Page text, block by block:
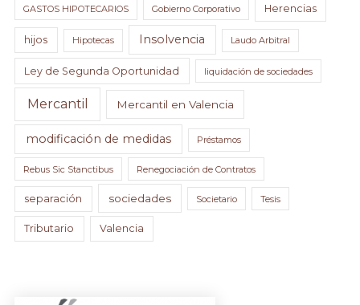
GASTOS HIPOTECARIOS Gobierno Corporativo Herencias
hijos Hipotecas Insolvencia Laudo Arbitral
Ley de Segunda Oportunidad liquidación de sociedades
Mercantil Mercantil en Valencia
modificación de medidas Préstamos
Rebus Sic Stanctibus Renegociación de Contratos
separación sociedades Societario Tesis
Tributario Valencia